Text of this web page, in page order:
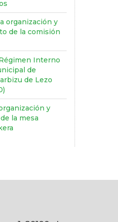
organización y
de la comisión
Interno
de
de Lezo
y
la mesa